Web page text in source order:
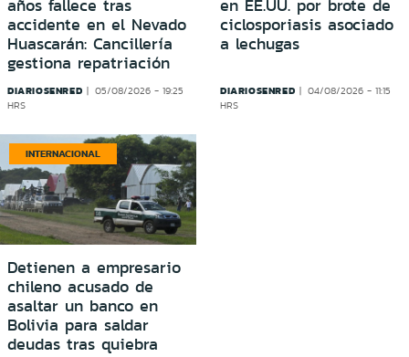
años fallece tras
accidente en el Nevado
Huascarán: Cancillería
gestiona repatriación
DIARIOSENRED
05/08/2026 - 19:25
HRS
en EE.UU. por brote de
ciclosporiasis asociado
a lechugas
DIARIOSENRED
04/08/2026 - 11:15
HRS
INTERNACIONAL
Detienen a empresario
chileno acusado de
asaltar un banco en
Bolivia para saldar
deudas tras quiebra